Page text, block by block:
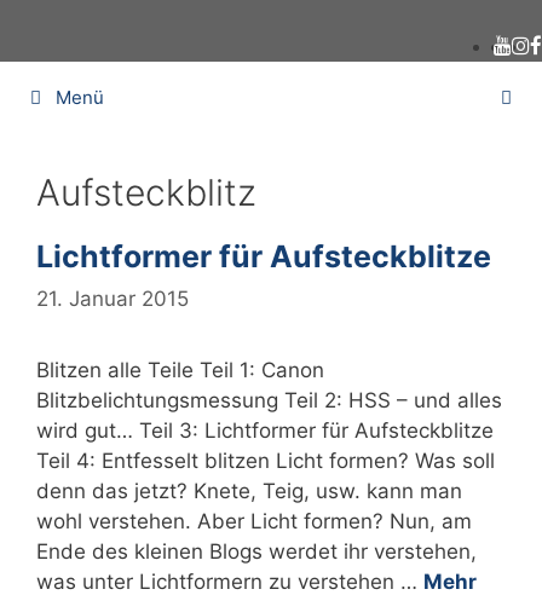
Menü
Aufsteckblitz
Lichtformer für Aufsteckblitze
21. Januar 2015
Blitzen alle Teile Teil 1: Canon
Blitzbelichtungsmessung Teil 2: HSS – und alles
wird gut… Teil 3: Lichtformer für Aufsteckblitze
Teil 4: Entfesselt blitzen Licht formen? Was soll
denn das jetzt? Knete, Teig, usw. kann man
wohl verstehen. Aber Licht formen? Nun, am
Ende des kleinen Blogs werdet ihr verstehen,
was unter Lichtformern zu verstehen … Mehr